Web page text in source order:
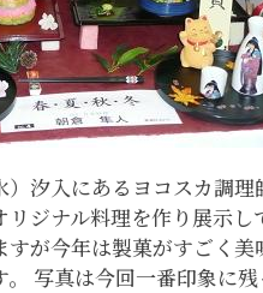
）汐入にあるヨコスカ調
リジナル料理を作り展示
すが今年は製菓がすごく
。 写真は今回一番印象に残